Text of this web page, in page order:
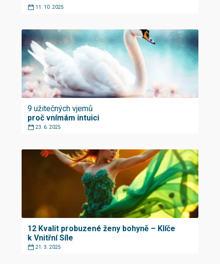
11. 10. 2025
9 užitečných vjemů
proč vnímám intuici
23. 6. 2025
12 Kvalit probuzené ženy bohyně – Klíče
k Vnitřní Síle
21. 3. 2025